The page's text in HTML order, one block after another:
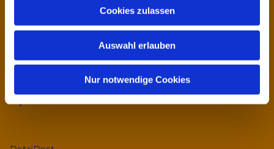
Cookies zulassen
Auswahl erlauben
Nur notwendige Cookies
Larslejsstræde 11, k
Dk-1451
Kopenhagen K
Di bis Do 10:00 -
kirchenbuero@sank
Kontakt